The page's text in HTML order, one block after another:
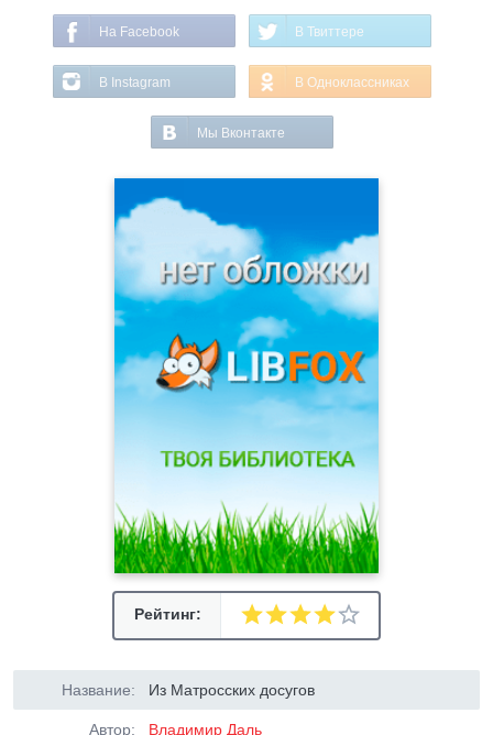
На Facebook В Твиттере
В Instagram В Одноклассниках
Мы Вконтакте
Рейтинг:
Название: Из Матросских досугов
Автор: Владимир Даль